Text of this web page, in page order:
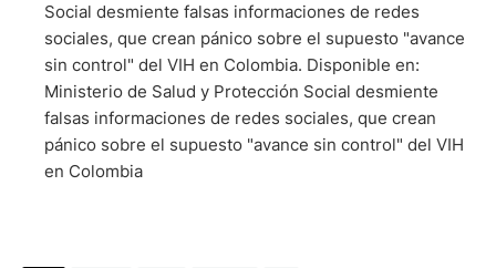
Social desmiente falsas informaciones de redes
sociales, que crean pánico sobre el supuesto "avance
sin control" del VIH en Colombia. Disponible en:
Ministerio de Salud y Protección Social desmiente
falsas informaciones de redes sociales, que crean
pánico sobre el supuesto "avance sin control" del VIH
en Colombia